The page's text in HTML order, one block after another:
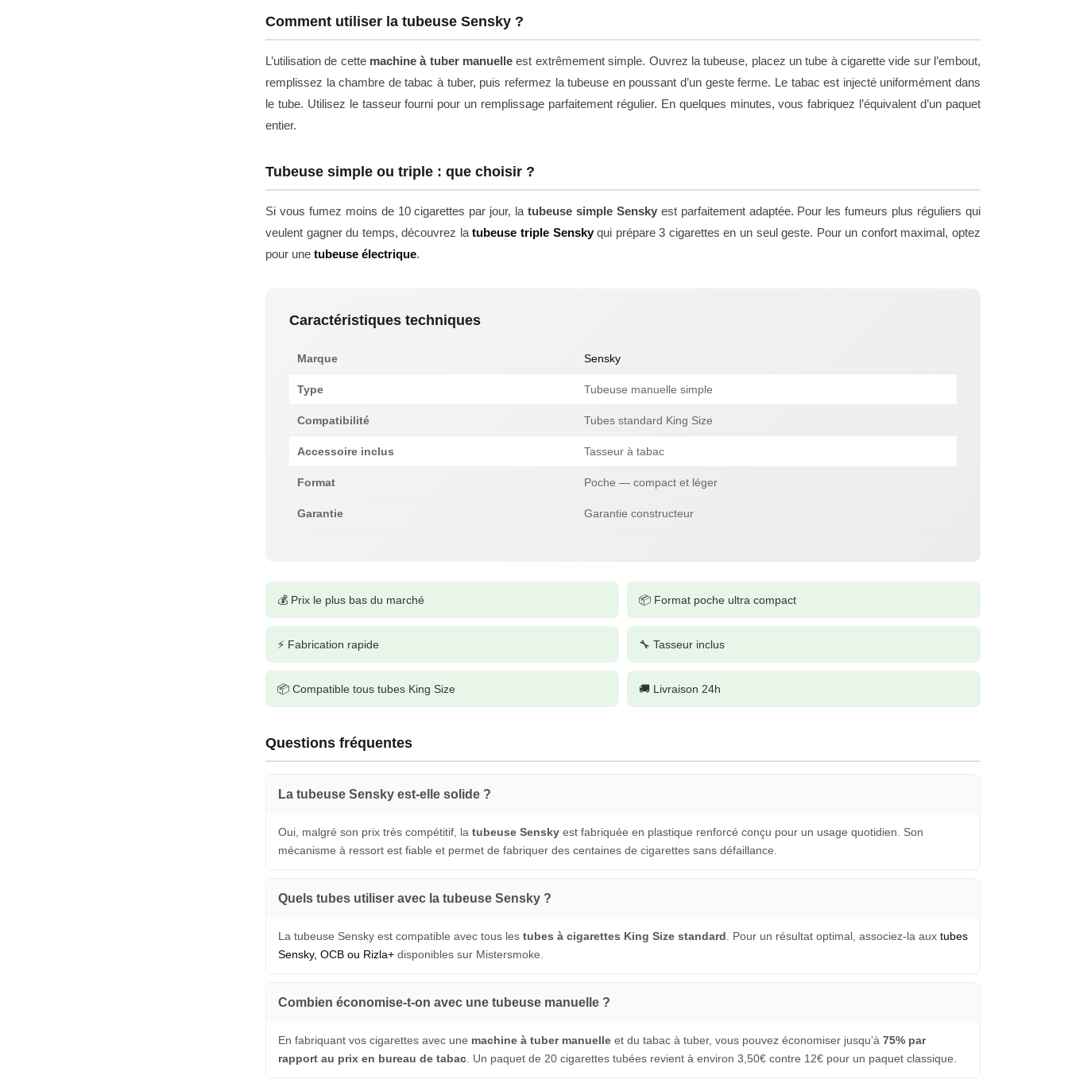
Comment utiliser la tubeuse Sensky ?
L’utilisation de cette machine à tuber manuelle est extrêmement simple. Ouvrez la tubeuse, placez un tube à cigarette vide sur l’embout,
remplissez la chambre de tabac à tuber, puis refermez la tubeuse en poussant d’un geste ferme. Le tabac est injecté uniformément dans
le tube. Utilisez le tasseur fourni pour un remplissage parfaitement régulier. En quelques minutes, vous fabriquez l’équivalent d’un paquet
entier.
Tubeuse simple ou triple : que choisir ?
Si vous fumez moins de 10 cigarettes par jour, latubeuse simple Senskyest parfaitement adaptée. Pour les fumeurs plus réguliers qui
veulent gagner du temps, découvrez latubeuse triple Senskyqui prépare 3 cigarettes en un seul geste. Pour un confort maximal, optez
pour une tubeuse électrique.
Caractéristiques techniques
Marque Sensky
Type Tubeuse manuelle simple
Compatibilité Tubes standard King Size
Accessoire inclus Tasseur à tabac
Format Poche — compact et léger
Garantie Garantie constructeur
💰 Prix le plus bas du marché 📦 Format poche ultra compact
⚡ Fabrication rapide 🔧 Tasseur inclus
📦 Compatible tous tubes King Size 🚚 Livraison 24h
Questions fréquentes
La tubeuse Sensky est-elle solide ?
Oui, malgré son prix très compétitif, la tubeuse Sensky est fabriquée en plastique renforcé conçu pour un usage quotidien. Son
mécanisme à ressort est fiable et permet de fabriquer des centaines de cigarettes sans défaillance.
Quels tubes utiliser avec la tubeuse Sensky ?
La tubeuse Sensky est compatible avec tous les tubes à cigarettes King Size standard . Pour un résultat optimal, associez-la aux tubes
Sensky, OCB ou Rizla+ disponibles sur Mistersmoke.
Combien économise-t-on avec une tubeuse manuelle ?
En fabriquant vos cigarettes avec une machine à tuber manuelle et du tabac à tuber, vous pouvez économiser jusqu’à 75% par
rapport au prix en bureau de tabac . Un paquet de 20 cigarettes tubées revient à environ 3,50€ contre 12€ pour un paquet classique.